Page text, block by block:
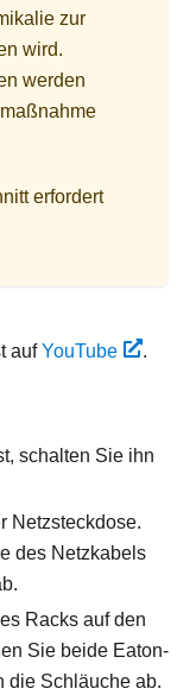
zur
wird.
werden
erfordert
aufYouTube .
schalten Sie ihn
Netzsteckdose.
des Netzkabels
Racks auf den
Sie beide Eaton-
die Schläuche ab.